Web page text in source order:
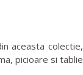
aceasta
picioare si